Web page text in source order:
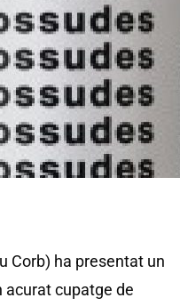
Corb) ha presentat un
acurat cupatge de